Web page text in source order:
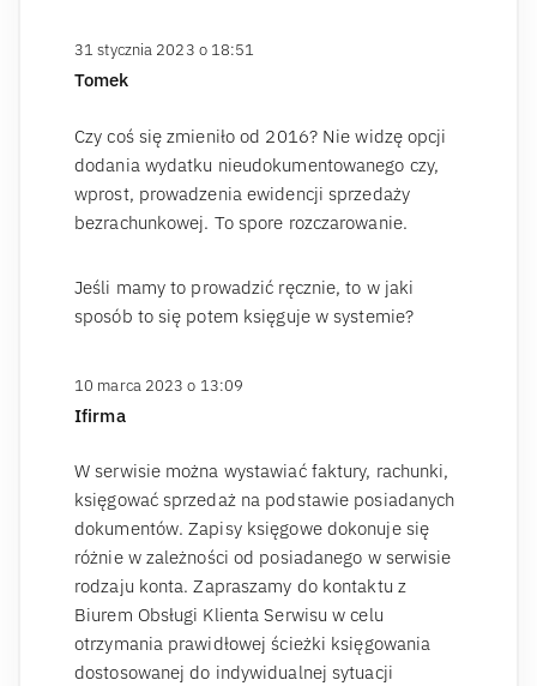
31 stycznia 2023 o 18:51
Tomek
Czy coś się zmieniło od 2016? Nie widzę opcji
dodania wydatku nieudokumentowanego czy,
wprost, prowadzenia ewidencji sprzedaży
bezrachunkowej. To spore rozczarowanie.
Jeśli mamy to prowadzić ręcznie, to w jaki
sposób to się potem księguje w systemie?
10 marca 2023 o 13:09
Ifirma
W serwisie można wystawiać faktury, rachunki,
księgować sprzedaż na podstawie posiadanych
dokumentów. Zapisy księgowe dokonuje się
różnie w zależności od posiadanego w serwisie
rodzaju konta. Zapraszamy do kontaktu z
Biurem Obsługi Klienta Serwisu w celu
otrzymania prawidłowej ścieżki księgowania
dostosowanej do indywidualnej sytuacji